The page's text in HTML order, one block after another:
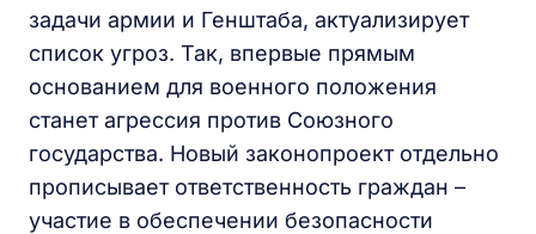
задачи армии и Генштаба, актуализирует
список угроз. Так, впервые прямым
основанием для военного положения
станет агрессия против Союзного
государства. Новый законопроект отдельно
прописывает ответственность граждан –
участие в обеспечении безопасности